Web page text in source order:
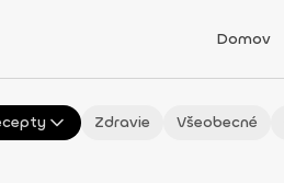
Domov
Zdravie Všeobecné